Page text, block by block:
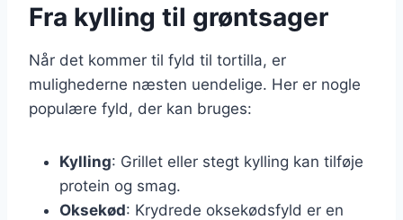
Fra kylling til grøntsager
Når det kommer til fyld til tortilla, er
mulighederne næsten uendelige. Her er nogle
populære fyld, der kan bruges:
Kylling: Grillet eller stegt kylling kan tilføje
protein og smag.
Oksekød: Krydrede oksekødsfyld er en